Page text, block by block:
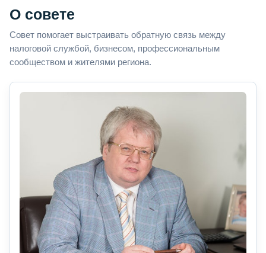
О совете
Совет помогает выстраивать обратную связь между
налоговой службой, бизнесом, профессиональным
сообществом и жителями региона.